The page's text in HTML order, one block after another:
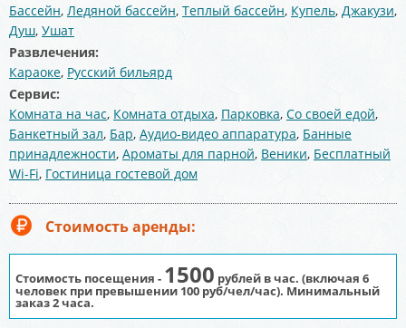
Бассейн, Ледяной бассейн, Теплый бассейн, Купель, Джакузи,
Душ, Ушат
Развлечения:
Караоке, Русский бильярд
Сервис:
Комната на час, Комната отдыха, Парковка, Со своей едой,
Банкетный зал, Бар, Аудио-видео аппаратура, Банные
принадлежности, Ароматы для парной, Веники, Бесплатный
Wi-Fi, Гостиница гостевой дом
Стоимость аренды:
Стоимость посещения - 1500 рублей в час. (включая 6
человек при превышении 100 руб/чел/час). Минимальный
заказ 2 часа.